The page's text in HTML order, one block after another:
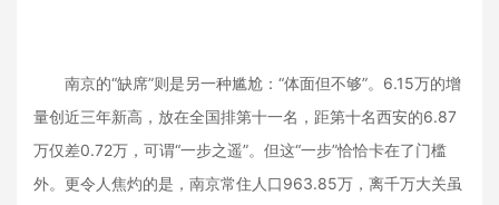
南京的“缺席”则是另一种尴尬：“体面但不够”。6.15万的增
量创近三年新高，放在全国排第十一名，距第十名西安的6.87
万仅差0.72万，可谓“一步之遥”。但这“一步”恰恰卡在了门槛
外。更令人焦灼的是，南京常住人口963.85万，离千万大关虽